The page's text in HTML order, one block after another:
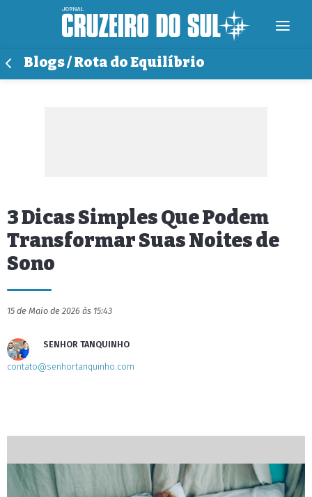
Blogs / Rota do Equilíbrio
3 Dicas Simples Que Podem
Transformar Suas Noites de
Sono
15 de Maio de 2026 às 15:43
SENHOR TANQUINHO
contato@senhortanquinho.com